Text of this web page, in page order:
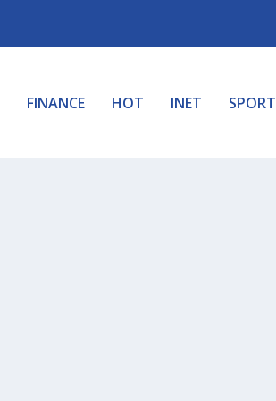
FINANCE HOT INET SPORT